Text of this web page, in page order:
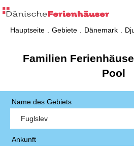
Hauptseite Gebiete Dänemark
Familien
Pool
Name des Gebiets
Ankunft